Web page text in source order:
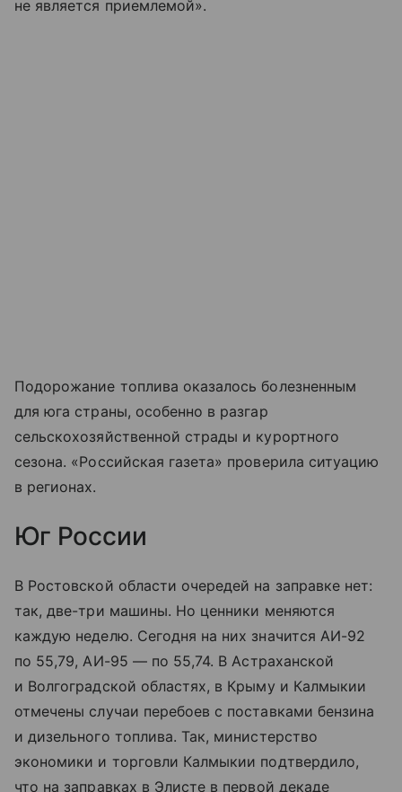
не является приемлемой».
Подорожание топлива оказалось болезненным
для юга страны, особенно в разгар
сельскохозяйственной страды и курортного
сезона. «Российская газета» проверила ситуацию
в регионах.
Юг России
В Ростовской области очередей на заправке нет:
так, две-три машины. Но ценники меняются
каждую неделю. Сегодня на них значится АИ-92
по 55,79, АИ-95 — по 55,74. В Астраханской
и Волгоградской областях, в Крыму и Калмыкии
отмечены случаи перебоев с поставками бензина
и дизельного топлива. Так, министерство
экономики и торговли Калмыкии подтвердило,
что на заправках в Элисте в первой декаде